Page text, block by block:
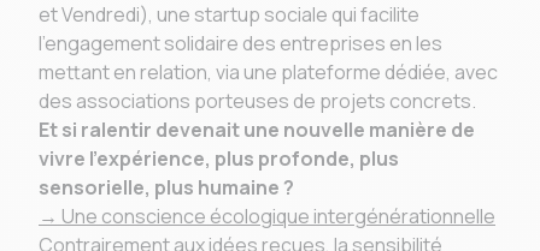
et Vendredi), une startup sociale qui facilite
l'engagement solidaire des entreprises en les
mettant en relation, via une plateforme dédiée, avec
des associations porteuses de projets concrets.
Et si ralentir devenait une nouvelle manière de
vivre l’expérience, plus profonde, plus
sensorielle, plus humaine ?
→ Une conscience écologique intergénérationnelle
Contrairement aux idées reçues, la sensibilité